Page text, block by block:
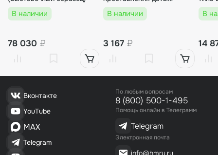
HL-600 — надежный партнер для роста вашего
бизнеса, максимально функциональный и при этом
В наличии
78 030 ₽
(AL.корп.) FS-300B
(Выставочный образец)
В наличии
3 167 ₽
В
14
Вконтакте
YouTube
MAX
Telegram
По любым вопросам
8 (800) 500-1-495
Помощь онлайн в Телеграмм
Telegram
Электронная почта
info@hmru.ru